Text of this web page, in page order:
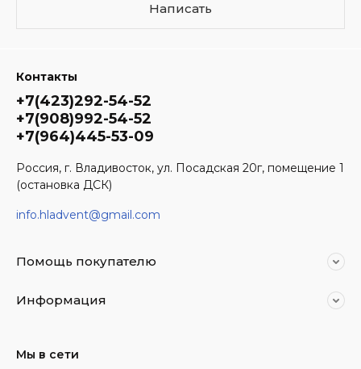
Написать
Контакты
+7(423)292-54-52
+7(908)992-54-52
+7(964)445-53-09
Россия, г. Владивосток, ул. Посадская 20г, помещение 1
(остановка ДСК)
info.hladvent@gmail.com
Помощь покупателю
Информация
Мы в сети